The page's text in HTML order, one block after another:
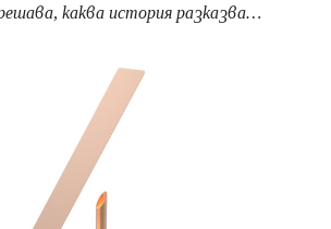
каква история разказва…